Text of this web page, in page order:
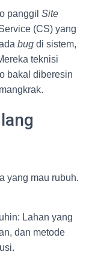
panggil Site
(CS) yang
bug di sistem,
teknisi
bakal diberesin
yang mau rubuh.
Lahan yang
dan metode